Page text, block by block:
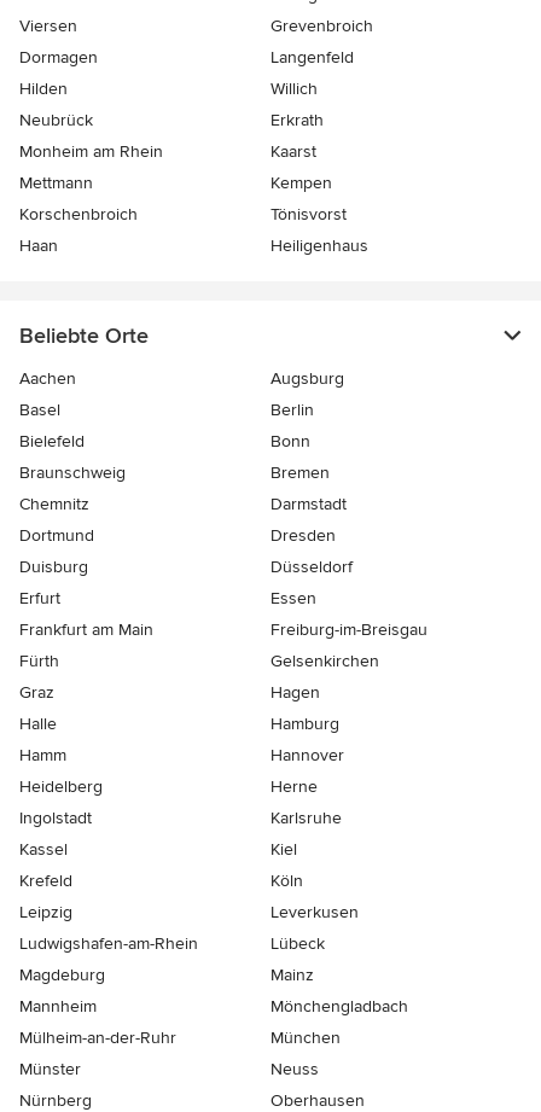
Viersen
Grevenbroich
Dormagen
Langenfeld
Hilden
Willich
Neubrück
Erkrath
Monheim am Rhein
Kaarst
Mettmann
Kempen
Korschenbroich
Tönisvorst
Haan
Heiligenhaus
Beliebte Orte
Aachen
Augsburg
Basel
Berlin
Bielefeld
Bonn
Braunschweig
Bremen
Chemnitz
Darmstadt
Dortmund
Dresden
Duisburg
Düsseldorf
Erfurt
Essen
Frankfurt am Main
Freiburg-im-Breisgau
Fürth
Gelsenkirchen
Graz
Hagen
Halle
Hamburg
Hamm
Hannover
Heidelberg
Herne
Ingolstadt
Karlsruhe
Kassel
Kiel
Krefeld
Köln
Leipzig
Leverkusen
Ludwigshafen-am-Rhein
Lübeck
Magdeburg
Mainz
Mannheim
Mönchen­gladbach
Mülheim-an-der-Ruhr
München
Münster
Neuss
Nürnberg
Oberhausen